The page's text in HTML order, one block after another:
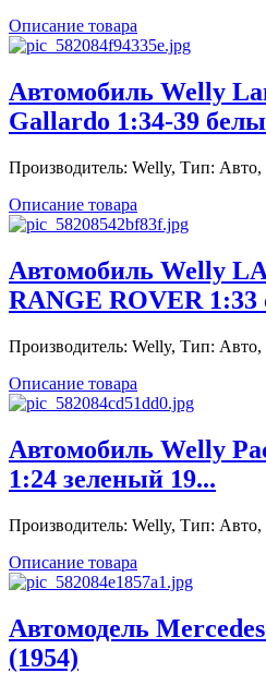
Описание товара
Автомобиль Welly
Gallardo 1:34-39
Производитель: Welly, Тип:
Описание товара
Автомобиль Welly
RANGE ROVER 1:33
Производитель: Welly, Тип:
Описание товара
Автомобиль Welly
1:24 зеленый 19...
Производитель: Welly, Тип:
Описание товара
Автомодель
(1954)